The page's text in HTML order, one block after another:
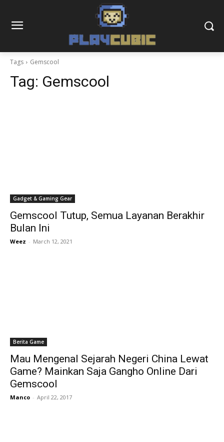
Tags Gemscool
Tag: Gemscool
Gadget & Gaming Gear
Gemscool Tutup, Semua Layanan Berakhir
Bulan Ini
Weez - March 12, 2021
Berita Game
Mau Mengenal Sejarah Negeri China Lewat
Game? Mainkan Saja Gangho Online Dari
Gemscool
Manco - April 22, 2017